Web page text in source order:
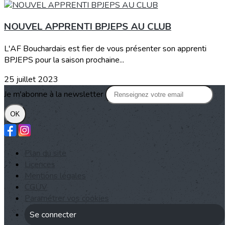
NOUVEL APPRENTI BPJEPS AU CLUB
L'AF Bouchardais est fier de vous présenter son apprenti
BPJEPS pour la saison prochaine...
25 juillet 2023
Je m'abonne à la newsletter
OK
Se connecter